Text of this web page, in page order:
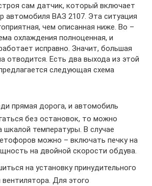
сам датчик, который включает
автомобиля ВАЗ 2107. Эта ситуация
чем описанная ниже. Во –
охлаждения полноценная, и
исправно. Значит, большая
отводится. Есть два выхода из этой
следующая схема
прямая дорога, и автомобиль
без остановок, то можно
шкалой температуры. В случае
можно – включать печку на
на двойной скорости обдува.
на установку принудительного
Для этого